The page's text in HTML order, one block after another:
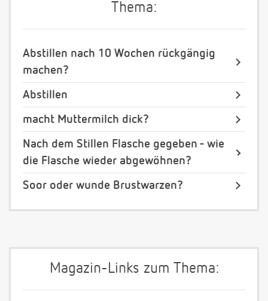
Thema:
Abstillen nach 10 Wochen rückgängig
machen?
Abstillen
macht Muttermilch dick?
Nach dem Stillen Flasche gegeben - wie
die Flasche wieder abgewöhnen?
Soor oder wunde Brustwarzen?
Magazin-Links zum Thema: